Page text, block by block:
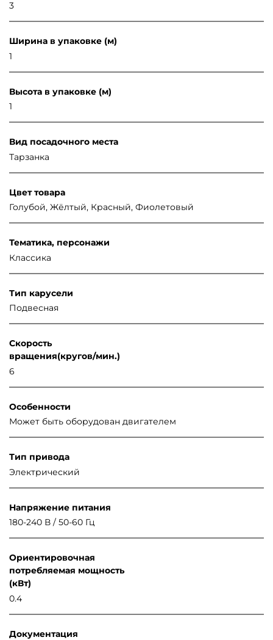
3
Ширина в упаковке (м)
1
Высота в упаковке (м)
1
Вид посадочного места
Тарзанка
Цвет товара
Голубой, Жёлтый, Красный, Фиолетовый
Тематика, персонажи
Классика
Тип карусели
Подвесная
Скорость
вращения(кругов/мин.)
6
Особенности
Может быть оборудован двигателем
Тип привода
Электрический
Напряжение питания
180-240 В / 50-60 Гц
Ориентировочная
потребляемая мощность
(кВт)
0.4
Документация